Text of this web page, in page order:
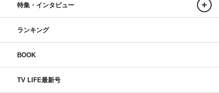
特集・インタビュー
ランキング
BOOK
TV LIFE最新号